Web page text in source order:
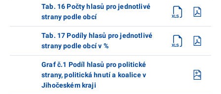
Tab. 16 Počty hlasů pro jednotlivé
strany podle obcí
Tab. 17 Podíly hlasů pro jednotlivé
strany podle obcí v %
Graf č.1 Podíl hlasů pro politické
strany, politická hnutí a koalice v
Jihočeském kraji